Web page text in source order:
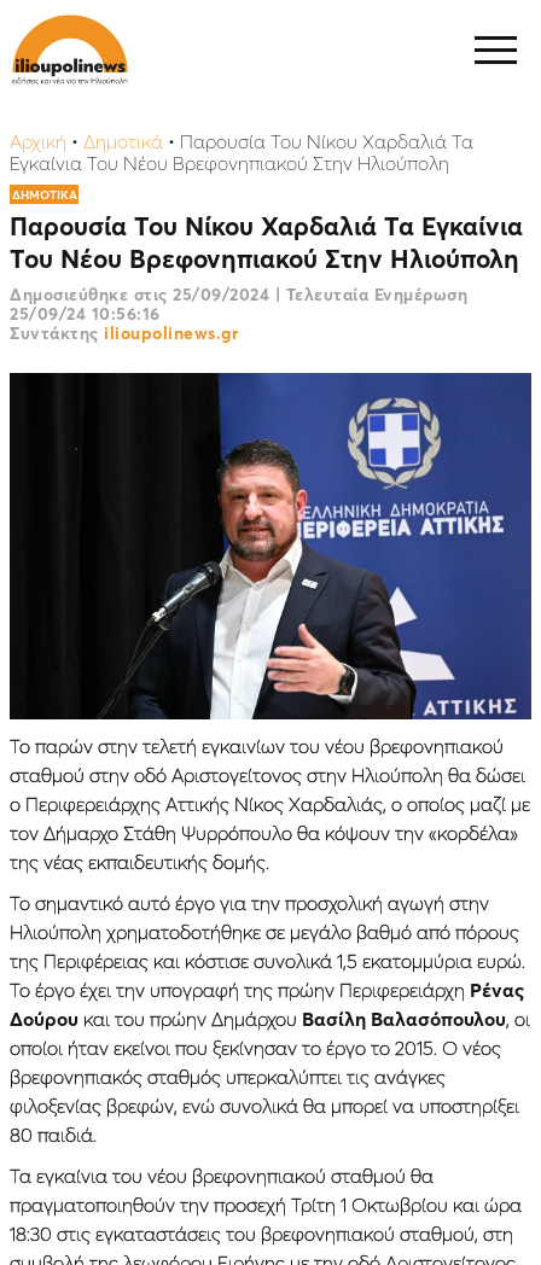
Αρχική • Δημοτικά • Παρουσία Του Νίκου Χαρδαλιά Τα
Εγκαίνια Του Νέου Βρεφονηπιακού Στην Ηλιούπολη
ΔΗΜΟΤΙΚΑ
Παρουσία Του Νίκου Χαρδαλιά Τα Εγκαίνια
Του Νέου Βρεφονηπιακού Στην Ηλιούπολη
Δημοσιεύθηκε στις 25/09/2024 | Τελευταία Ενημέρωση
25/09/24 10:56:16
Συντάκτης ilioupolinews.gr
Το παρών στην τελετή εγκαινίων του νέου βρεφονηπιακού
σταθμού στην οδό Αριστογείτονος στην Ηλιούπολη θα δώσει
ο Περιφερειάρχης Αττικής Νίκος Χαρδαλιάς, ο οποίος μαζί με
τον Δήμαρχο Στάθη Ψυρρόπουλο θα κόψουν την «κορδέλα»
της νέας εκπαιδευτικής δομής.
Το σημαντικό αυτό έργο για την προσχολική αγωγή στην
Ηλιούπολη χρηματοδοτήθηκε σε μεγάλο βαθμό από πόρους
της Περιφέρειας και κόστισε συνολικά 1,5 εκατομμύρια ευρώ.
Το έργο έχει την υπογραφή της πρώην Περιφερειάρχη Ρένας
Δούρου και του πρώην Δημάρχου Βασίλη Βαλασόπουλου, οι
οποίοι ήταν εκείνοι που ξεκίνησαν το έργο το 2015. Ο νέος
βρεφονηπιακός σταθμός υπερκαλύπτει τις ανάγκες
φιλοξενίας βρεφών, ενώ συνολικά θα μπορεί να υποστηρίξει
80 παιδιά.
Τα εγκαίνια του νέου βρεφονηπιακού σταθμού θα
πραγματοποιηθούν την προσεχή Τρίτη 1 Οκτωβρίου και ώρα
18:30 στις εγκαταστάσεις του βρεφονηπιακού σταθμού, στη